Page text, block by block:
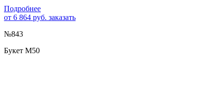
Подробнее
от 6 864 руб. заказать
№843
Букет М50